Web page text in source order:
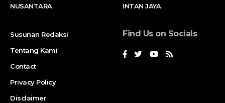
NUSANTARA
INTAN JAYA
Susunan Redaksi
Tentang Kami
Contact
Privacy Policy
Disclaimer
Find Us on Socials